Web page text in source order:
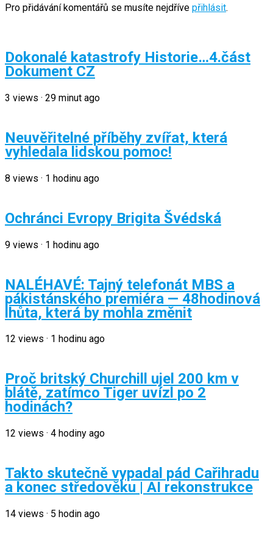
Pro přidávání komentářů se musíte nejdříve přihlásit.
Dokonalé katastrofy Historie…4.část
Dokument CZ
3 views · 29 minut ago
Neuvěřitelné příběhy zvířat, která
vyhledala lidskou pomoc!
8 views · 1 hodinu ago
Ochránci Evropy Brigita Švédská
9 views · 1 hodinu ago
NALÉHAVÉ: Tajný telefonát MBS a
pákistánského premiéra — 48hodinová
lhůta, která by mohla změnit
12 views · 1 hodinu ago
Proč britský Churchill ujel 200 km v
blátě, zatímco Tiger uvízl po 2
hodinách?
12 views · 4 hodiny ago
Takto skutečně vypadal pád Cařihradu
a konec středověku | AI rekonstrukce
14 views · 5 hodin ago